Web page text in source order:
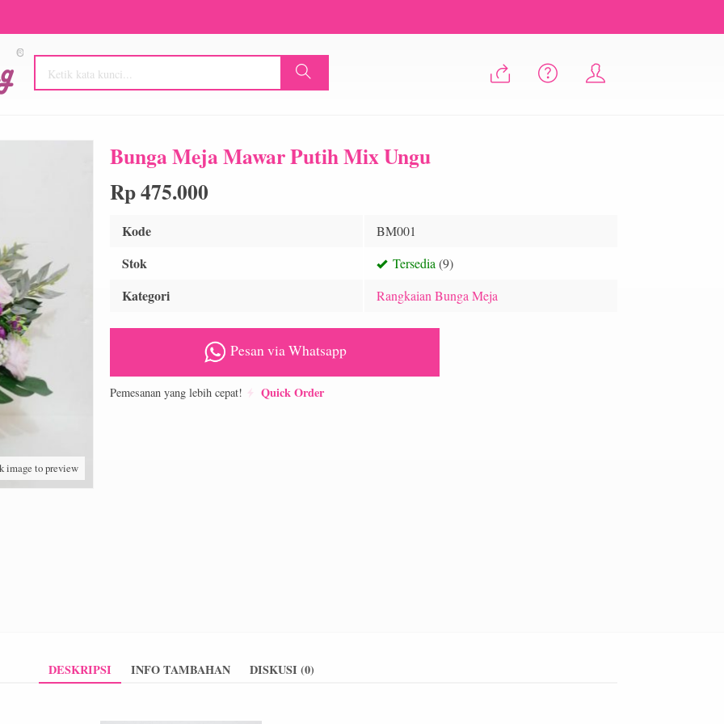
image to preview
Bunga Meja Mawar Putih Mix Ungu
Rp 475.000
Kode BM001
Stok Tersedia (9)
Kategori Rangkaian Bunga Meja
Pesan via Whatsapp
Pemesanan yang lebih cepat! Quick Order
DESKRIPSI INFO TAMBAHAN DISKUSI (0)